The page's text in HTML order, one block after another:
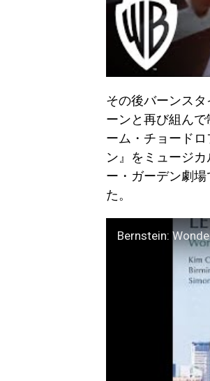
その後バーンス
ーンと再び組ん
ーム・チョード
ン』をミュージ
ー・ガーデン劇
た。
Bernstein: